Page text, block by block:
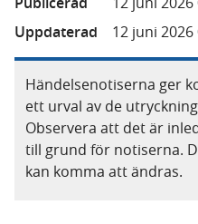
Uppdaterad
12 juni 2026
Händelsenotiserna ger
ett urval av de
Observera att det är
till grund för notiserna.
kan komma att ändras.